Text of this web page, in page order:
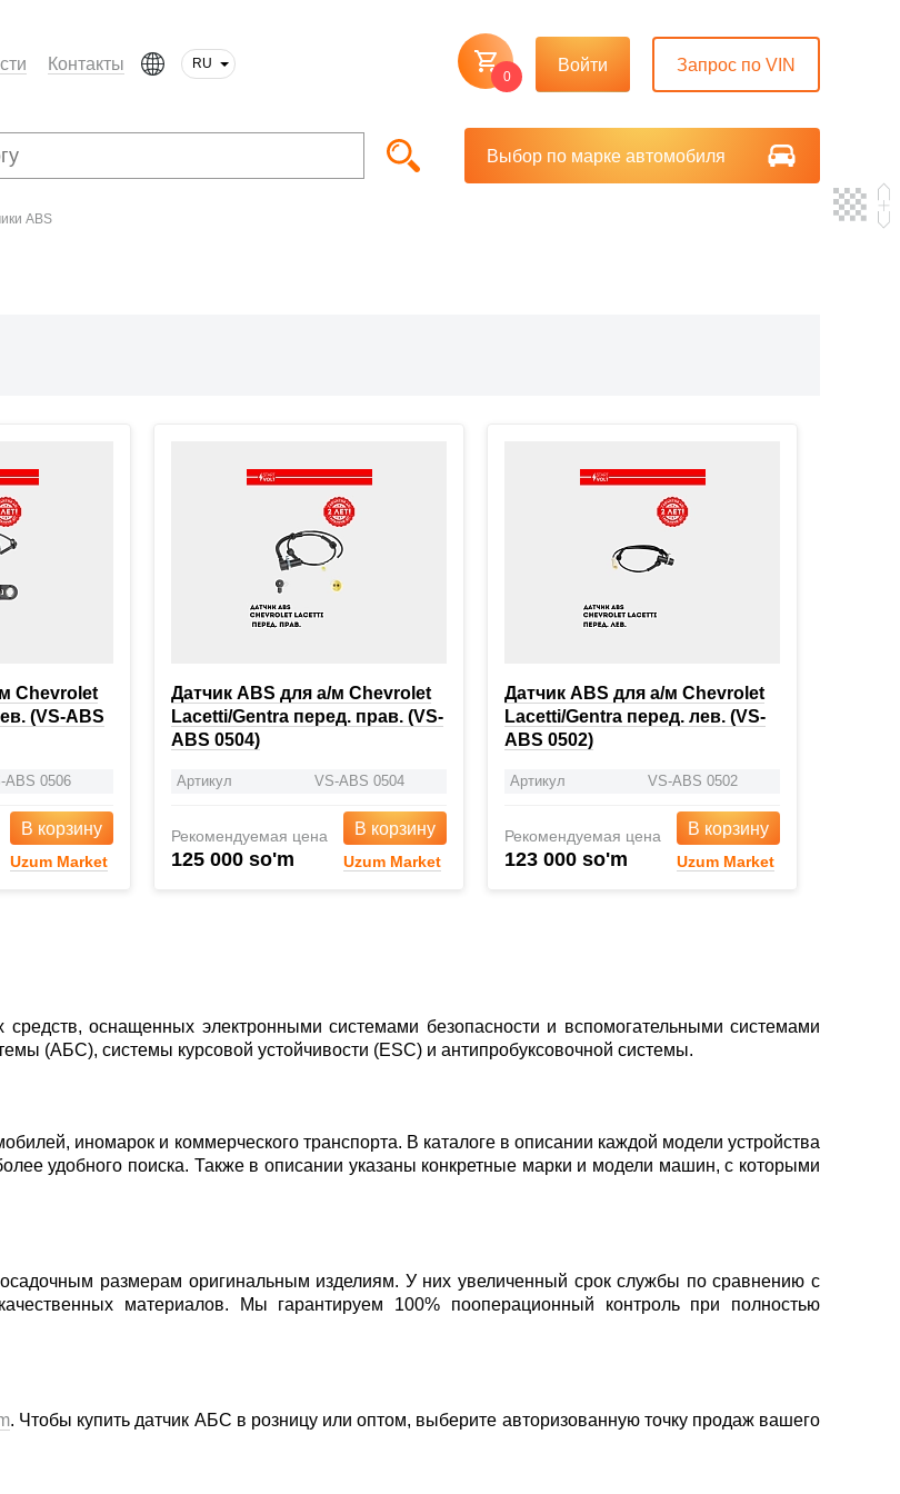
Контакты
RU
0
Войти Запрос по VIN
Выбор по марке автомобиля
ABS
Chevrolet
(VS-ABS
ABS 0506
В корзину
Uzum Market
Датчик ABS для а/м Chevrolet
Lacetti/Gentra перед. прав. (VS-
ABS 0504)
Артикул VS-ABS 0504
Рекомендуемая цена
125 000 so'm
В корзину
Uzum Market
Датчик ABS для а/м Chevrolet
Lacetti/Gentra перед. лев. (VS-
ABS 0502)
Артикул VS-ABS 0502
Рекомендуемая цена
123 000 so'm
В корзину
Uzum Market
оснащенных электронными системами безопасности и вспомогательными системами
(АБС), системы курсовой устойчивости (ESC) и антипробуксовочной системы.
иномарок и коммерческого транспорта. В каталоге в описании каждой модели устройства
удобного поиска. Также в описании указаны конкретные марки и модели машин, с которыми
размерам оригинальным изделиям. У них увеличенный срок службы по сравнению с
материалов. Мы гарантируем 100% пооперационный контроль при полностью
. Чтобы купить датчик АБС в розницу или оптом, выберите авторизованную точку продаж вашего